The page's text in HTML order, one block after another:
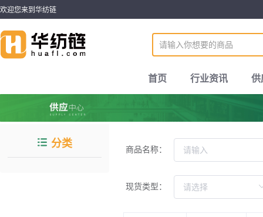
欢迎您来到华纺链
首页 行业资讯 供
分类
商品名称：
现货类型：